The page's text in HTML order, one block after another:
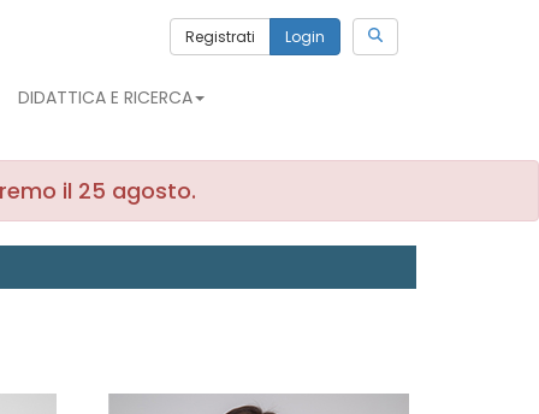
Registrati Login
DIDATTICA E RICERCA
il 25 agosto.